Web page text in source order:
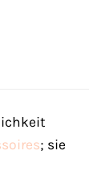
; sie